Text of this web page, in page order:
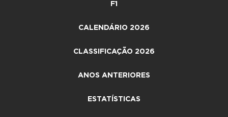
F1
CALENDÁRIO 2026
CLASSIFICAÇÃO 2026
ANOS ANTERIORES
ESTATÍSTICAS